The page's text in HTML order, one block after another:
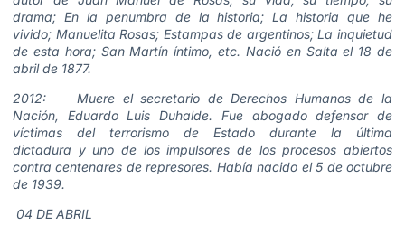
drama; En la penumbra de la historia; La historia que he
vivido; Manuelita Rosas; Estampas de argentinos; La inquietud
de esta hora; San Martín íntimo, etc. Nació en Salta el 18 de
abril de 1877.
2012: Muere el secretario de Derechos Humanos de la
Nación, Eduardo Luis Duhalde. Fue abogado defensor de
víctimas del terrorismo de Estado durante la última
dictadura y uno de los impulsores de los procesos abiertos
contra centenares de represores. Había nacido el 5 de octubre
de 1939.
04 DE ABRIL